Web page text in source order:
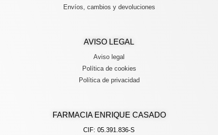
FARMACIA ENRIQUE CASADO
CIF: 05.391.836-S
AVISO LEGAL
Aviso legal
Política de cookies
Política de privacidad
Envíos, cambios y devoluciones